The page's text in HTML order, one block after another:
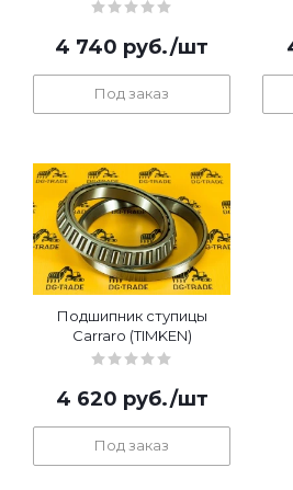
4 740 руб./шт
Под заказ
Подшипник ступицы
Carraro (TIMKEN)
4 620 руб./шт
Под заказ